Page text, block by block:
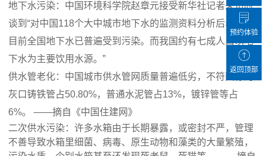
地下水污染：中国环境科学院赵章元接受新华社记者采访时
谈到“对中国118个大中城市地下水的监测资料分析后表示，
目前全国地下水已普遍受到污染。而我国约有七成人口以地
下水为主要饮用水源。”
供水管老化：中国城市供水管网质量普遍低劣，不符国标的
灰口铸铁管占50.80%，普通水泥管占13%，镀锌管等占
6%。 ——摘自《中国住建网》
二次供水污染：许多水箱由于长期暴露，或密封不严，管理
不善导致水箱里细菌、病毒、原生动物和藻类的大量繁殖，
预约体验
返回顶部